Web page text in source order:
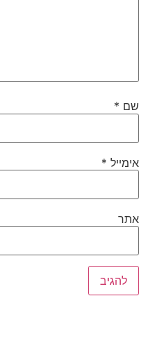
שם *
אימייל *
אתר